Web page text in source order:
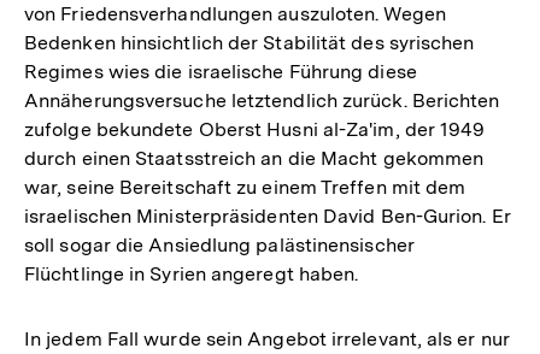
von Friedensverhandlungen auszuloten. Wegen
Bedenken hinsichtlich der Stabilität des syrischen
Regimes wies die israelische Führung diese
Annäherungsversuche letztendlich zurück. Berichten
zufolge bekundete Oberst Husni al-Za'im, der 1949
durch einen Staatsstreich an die Macht gekommen
war, seine Bereitschaft zu einem Treffen mit dem
israelischen Ministerpräsidenten David Ben-Gurion. Er
soll sogar die Ansiedlung palästinensischer
Flüchtlinge in Syrien angeregt haben.
In jedem Fall wurde sein Angebot irrelevant, als er nur